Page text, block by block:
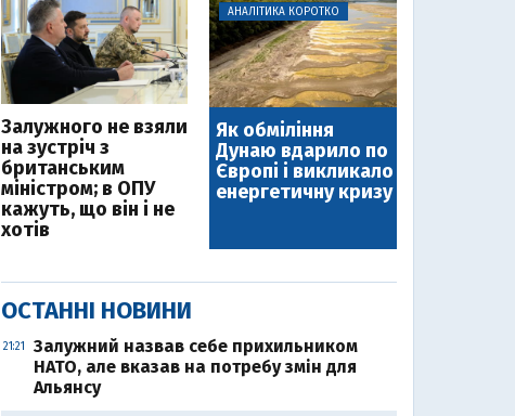
Залужного не взяли
на зустріч з
британським
міністром; в ОПУ
кажуть, що він і не
хотів
АНАЛІТИКА КОРОТКО
Як обміління
Дунаю вдарило по
Європі і викликало
енергетичну кризу
ОСТАННІ НОВИНИ
21:21
Залужний назвав себе прихильником
НАТО, але вказав на потребу змін для
Альянсу